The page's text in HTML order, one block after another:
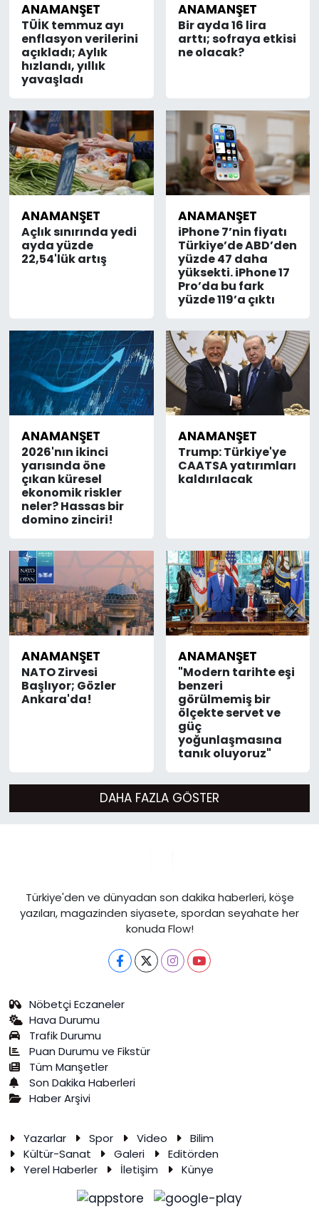
ANAMANŞET
TÜİK temmuz ayı
enflasyon verilerini
açıkladı; Aylık
hızlandı, yıllık
yavaşladı
ANAMANŞET
Bir ayda 16 lira
arttı; sofraya etkisi
ne olacak?
ANAMANŞET
Açlık sınırında yedi
ayda yüzde
22,54'lük artış
ANAMANŞET
iPhone 7’nin fiyatı
Türkiye’de ABD’den
yüzde 47 daha
yüksekti. iPhone 17
Pro’da bu fark
yüzde 119’a çıktı
ANAMANŞET
2026'nın ikinci
yarısında öne
çıkan küresel
ekonomik riskler
neler? Hassas bir
domino zinciri!
ANAMANŞET
Trump: Türkiye'ye
CAATSA yatırımları
kaldırılacak
ANAMANŞET
NATO Zirvesi
Başlıyor; Gözler
Ankara'da!
ANAMANŞET
"Modern tarihte eşi
benzeri
görülmemiş bir
ölçekte servet ve
güç
yoğunlaşmasına
tanık oluyoruz"
DAHA FAZLA GÖSTER
Türkiye'den ve dünyadan son dakika haberleri, köşe
yazıları, magazinden siyasete, spordan seyahate her
konuda Flow!
Nöbetçi Eczaneler
Hava Durumu
Trafik Durumu
Puan Durumu ve Fikstür
Tüm Manşetler
Son Dakika Haberleri
Haber Arşivi
Yazarlar Spor Video
Bilim
Kültür-Sanat
Galeri
Editörden
Yerel Haberler
İletişim Künye